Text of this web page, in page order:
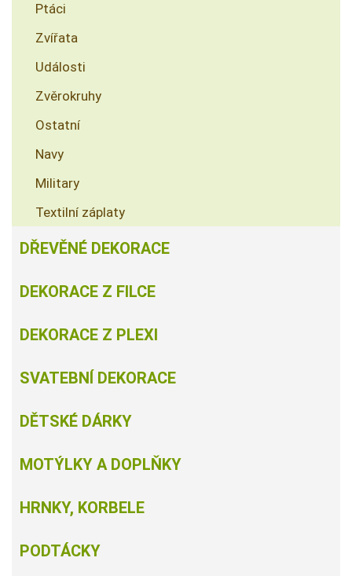
Ptáci
Zvířata
Události
Zvěrokruhy
Ostatní
Navy
Military
Textilní záplaty
DŘEVĚNÉ DEKORACE
DEKORACE Z FILCE
DEKORACE Z PLEXI
SVATEBNÍ DEKORACE
DĚTSKÉ DÁRKY
MOTÝLKY A DOPLŇKY
HRNKY, KORBELE
PODTÁCKY